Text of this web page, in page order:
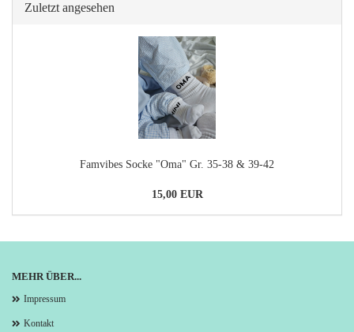
Zuletzt angesehen
Famvibes Socke "Oma" Gr. 35-38 & 39-42
15,00 EUR
MEHR ÜBER...
Impressum
Kontakt